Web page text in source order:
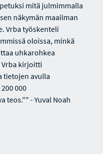
mitä julmimmalla
näkymän maailman
Vrba työskenteli
oloissa, minkä
uhkarohkea
Vrba kirjoitti
tietojen avulla
000
teos."" - Yuval Noah